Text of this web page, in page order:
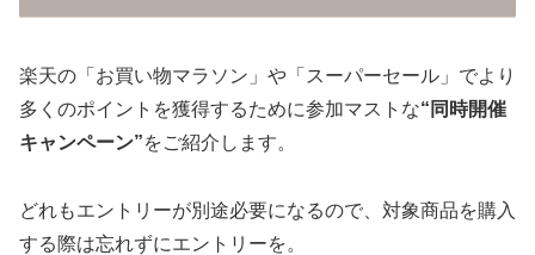
楽天の「お買い物マラソン」や「スーパーセール」でより
多くのポイントを獲得するために参加マストな“同時開催
キャンペーン”をご紹介します。
どれもエントリーが別途必要になるので、対象商品を購入
する際は忘れずにエントリーを。